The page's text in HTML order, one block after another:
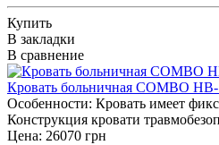
Купить
В закладки
В сравнение
Кровать больничная COMBO
Особенности: Кровать имеет
Конструкция кровати
Цена: 26070 грн